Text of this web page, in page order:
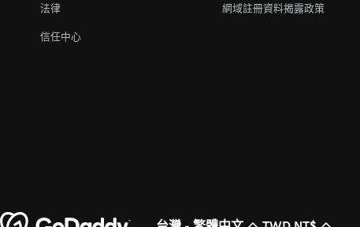
法律
信任中心
網域註冊資料揭露政策